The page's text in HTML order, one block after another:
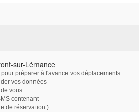
sur-Lémance
préparer à l'avance vos déplacements.
vos données
vous
contenant
de réservation )